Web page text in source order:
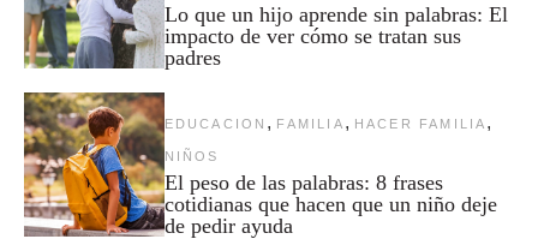
Lo que un hijo aprende sin palabras: El
impacto de ver cómo se tratan sus
padres
EDUCACION , FAMILIA , HACER FAMILIA ,
NIÑOS
El peso de las palabras: 8 frases
cotidianas que hacen que un niño deje
de pedir ayuda